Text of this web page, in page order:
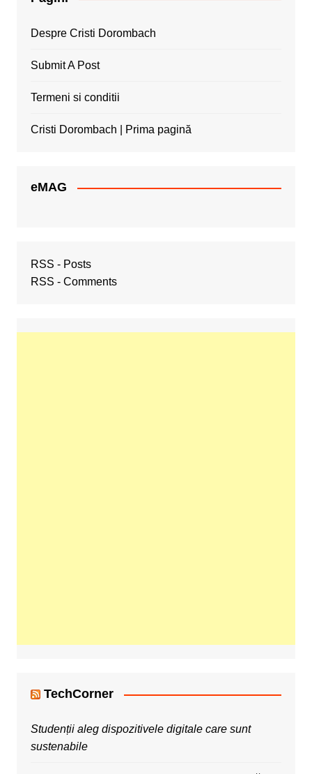
Despre Cristi Dorombach
Submit A Post
Termeni si conditii
Cristi Dorombach | Prima pagină
eMAG
RSS - Posts
RSS - Comments
TechCorner
Studenții aleg dispozitivele digitale care sunt
sustenabile